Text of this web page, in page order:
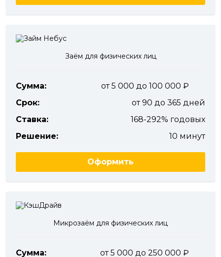
Заём для физических лиц
Сумма:
от 5 000 до 100 000
Срок:
от 90 до 365 дней
Ставка:
168-292% годовых
Решение:
10 минут
Оформить
Микрозаём для физических лиц
Сумма:
от 5 000 до 250 000